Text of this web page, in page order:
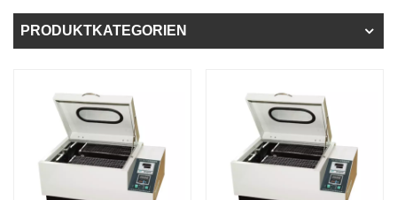
PRODUKTKATEGORIEN